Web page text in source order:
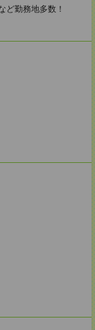
ど勤務地多数！